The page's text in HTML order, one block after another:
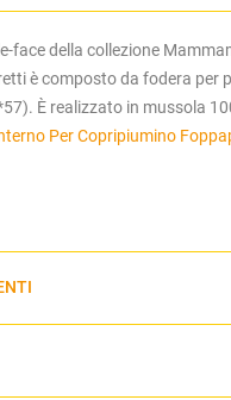
face della collezione
è composto da fodera per
È realizzato in mussola
Per Copripiumino